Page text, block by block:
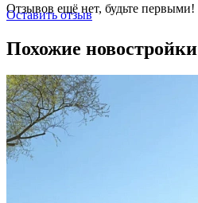
Отзывов ещё нет, будьте первыми!
Оставить отзыв
Похожие новостройки